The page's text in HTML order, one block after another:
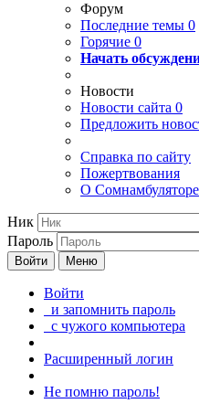
Форум
Последние темы 0
Горячие 0
Начать
Новости
Новости сайта 0
Предложить
Справка по сайту
Пожертвования
О Сомнамбуляторе
Ник
Пароль
Войти Меню
Войти
и запомнить пароль
с чужого компьютера
Расширенный логин
Не помню пароль!